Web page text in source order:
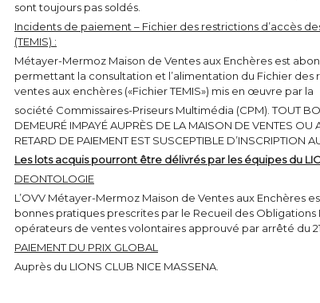
sont toujours pas soldés.
Incidents de paiement – Fichier des restrictions d’accès
(TEMIS) :
Métayer-Mermoz Maison de Ventes aux Enchères est
permettant la consultation et l’alimentation du Fichier des
ventes aux enchères («Fichier TEMIS») mis en œuvre par la
société Commissaires-Priseurs Multimédia (CPM). TOUT
DEMEURÉ IMPAYÉ AUPRÈS DE LA MAISON DE VENTES OU
RETARD DE PAIEMENT EST SUSCEPTIBLE D’INSCRIPTION
Les lots acquis pourront être délivrés par les équipes du
DEONTOLOGIE
L’OVV Métayer-Mermoz Maison de Ventes aux Enchères
bonnes pratiques prescrites par le Recueil des
opérateurs de ventes volontaires approuvé par arrêté du 21
PAIEMENT DU PRIX GLOBAL
Auprès du LIONS CLUB NICE MASSENA.